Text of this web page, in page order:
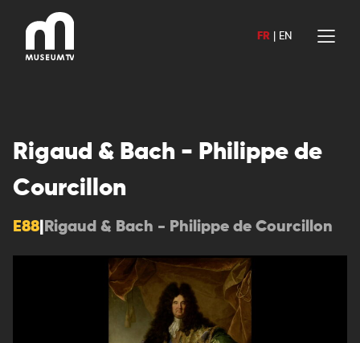
contenu
FR EN
Rigaud & Bach - Philippe de
Courcillon
E88 Rigaud & Bach - Philippe de Courcillon